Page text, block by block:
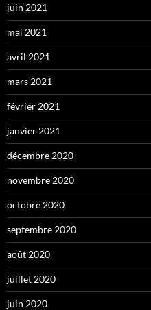
juin 2021
mai 2021
avril 2021
mars 2021
février 2021
janvier 2021
décembre 2020
novembre 2020
octobre 2020
septembre 2020
août 2020
juillet 2020
juin 2020